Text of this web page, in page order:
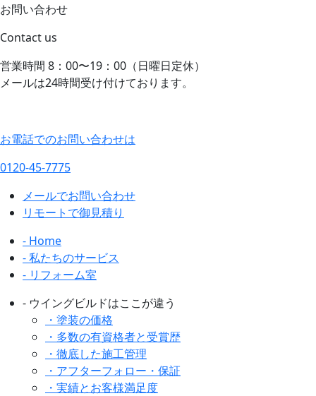
お問い合わせ
Contact us
営業時間 8：00〜19：00（日曜日定休）
メールは24時間受け付けております。
お電話でのお問い合わせは
0120-45-7775
メールでお問い合わせ
リモートで御見積り
- Home
- 私たちのサービス
- リフォーム室
- ウイングビルドはここが違う
・塗装の価格
・多数の有資格者と受賞歴
・徹底した施工管理
・アフターフォロー・保証
・実績とお客様満足度